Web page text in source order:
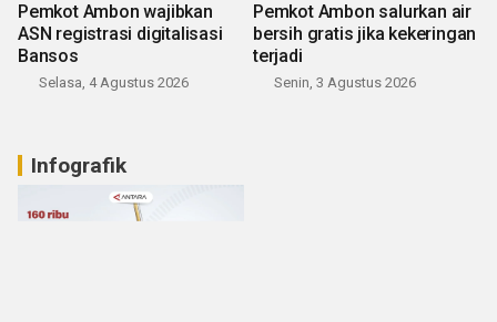
Pemkot Ambon wajibkan
ASN registrasi digitalisasi
Bansos
Selasa, 4 Agustus 2026
Pemkot Ambon salurkan air
bersih gratis jika kekeringan
terjadi
Senin, 3 Agustus 2026
Infografik